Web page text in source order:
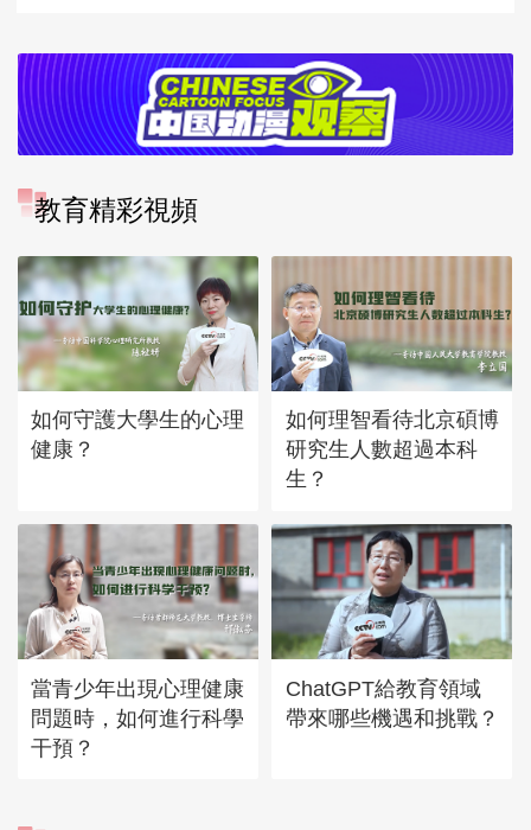
教育精彩視頻
如何守護大學生的心理
健康？
如何理智看待北京碩博
研究生人數超過本科
生？
當青少年出現心理健康
問題時，如何進行科學
干預？
ChatGPT給教育領域
帶來哪些機遇和挑戰？